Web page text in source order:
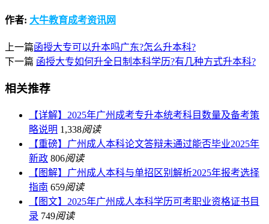
作者: 大牛教育成考资讯网
上一篇函授大专可以升本吗广东?怎么升本科?
下一篇 函授大专如何升全日制本科学历?有几种方式升本科?
相关推荐
【详解】2025年广州成考专升本统考科目数量及备考策
略说明 1,338阅读
【重磅】广州成人本科论文答辩未通过能否毕业2025年
新政 806阅读
【图解】广州成人本科与单招区别解析2025年报考选择
指南 659阅读
【图文】2025年广州成人本科学历可考职业资格证书目
录 749阅读